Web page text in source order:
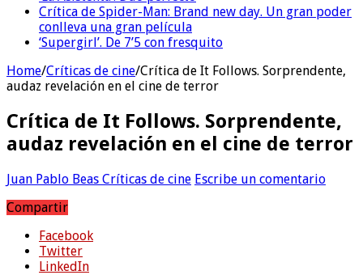
Crítica de Spider-Man: Brand new day. Un gran poder
conlleva una gran película
‘Supergirl’. De 7’5 con fresquito
Home/Críticas de cine/Crítica de It Follows. Sorprendente,
audaz revelación en el cine de terror
Crítica de It Follows. Sorprendente,
audaz revelación en el cine de terror
Juan Pablo Beas Críticas de cine Escribe un comentario
Compartir
Facebook
Twitter
LinkedIn